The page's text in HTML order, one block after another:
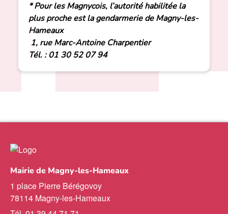
* Pour les Magnycois, l’autorité habilitée la
plus proche est la gendarmerie de Magny-les-
Hameaux
1, rue Marc-Antoine Charpentier
Tél. : 01 30 52 07 94
Mairie de Magny-les-Hameaux
1 place Pierre Bérégovoy
78114 Magny-les-Hameaux